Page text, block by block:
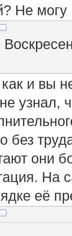
Не
и вы
узнал,
без
они
На
её